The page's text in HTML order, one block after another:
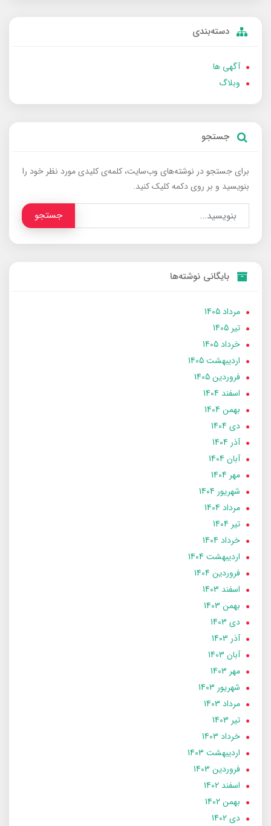
دسته‌بندی
آگهی ها
وبلاگ
جستجو
برای جستجو در نوشته‌های وب‌سایت، کلمه‌ی کلیدی مورد نظر خود را
بنویسید و بر روی دکمه کلیک کنید.
جستجو
بایگانی نوشته‌ها
مرداد 1405
تير 1405
خرداد 1405
ارديبهشت 1405
فروردین 1405
اسفند 1404
بهمن 1404
دی 1404
آذر 1404
آبان 1404
مهر 1404
شهریور 1404
مرداد 1404
تير 1404
خرداد 1404
ارديبهشت 1404
فروردین 1404
اسفند 1403
بهمن 1403
دی 1403
آذر 1403
آبان 1403
مهر 1403
شهریور 1403
مرداد 1403
تير 1403
خرداد 1403
ارديبهشت 1403
فروردین 1403
اسفند 1402
بهمن 1402
دی 1402